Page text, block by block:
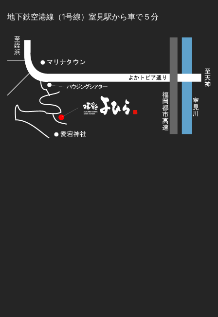
地下鉄空港線（1号線）室見駅から車で５分